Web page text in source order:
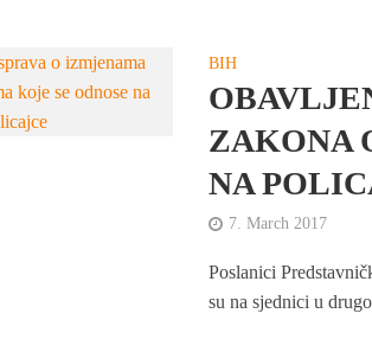
BIH
ZAKONA
NA
7. March 2017
Poslanici
su na sjednici u